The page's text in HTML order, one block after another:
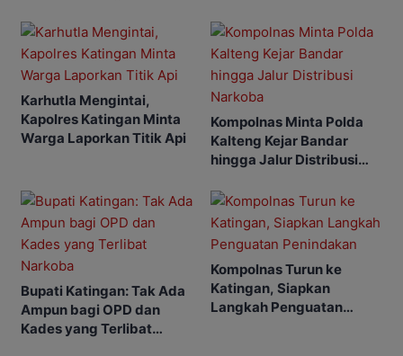
Karhutla Mengintai,
Kapolres Katingan Minta
Warga Laporkan Titik Api
Kompolnas Minta Polda
Kalteng Kejar Bandar
hingga Jalur Distribusi
Bupati Katingan: Tak Ada
Ampun bagi OPD dan
Kades yang Terlibat
Kompolnas Turun ke
Katingan, Siapkan
Langkah Penguatan